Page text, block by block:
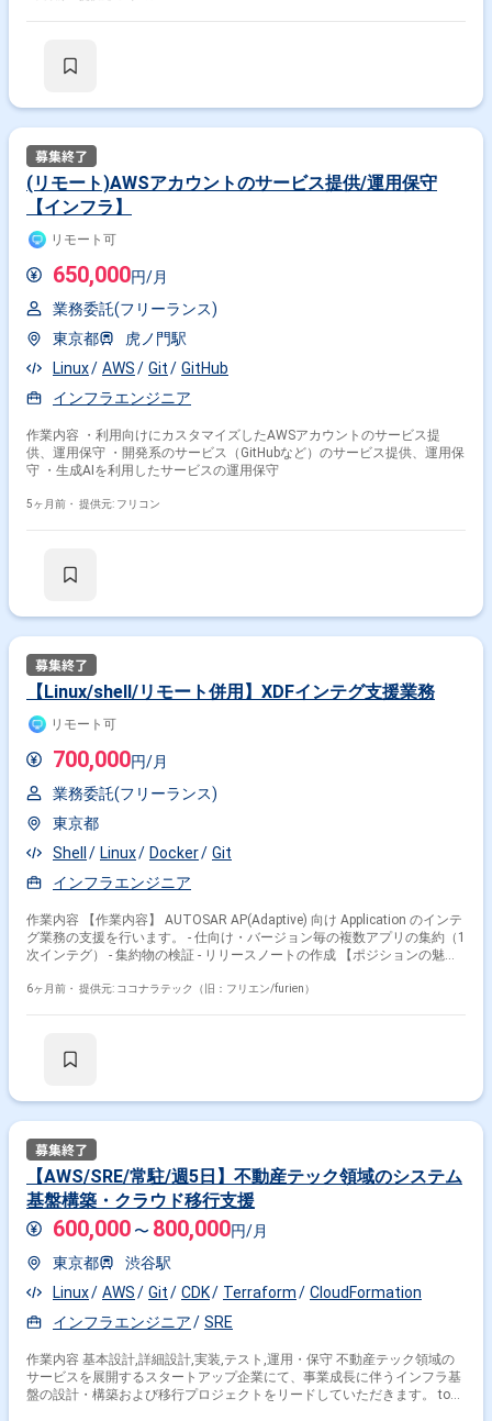
(リモート)AWSアカウントのサービス提供/運用保守
【インフラ】
リモート可
650,000円/月
業務委託(フリーランス)
東京都
虎ノ門駅
Linux
AWS Git
GitHub
インフラエンジニア
作業内容 ・利用向けにカスタマイズしたAWSアカウントのサービス提
供、運用保守 ・開発系のサービス（GitHubなど）のサービス提供、運用保
守 ・生成AIを利用したサービスの運用保守
5ヶ月前・ 提供元: フリコン
【Linux/shell/リモート併用】XDFインテグ支援業務
リモート可
700,000円/月
業務委託(フリーランス)
東京都
Shell
Linux Docker
Git
インフラエンジニア
作業内容 【作業内容】 AUTOSAR AP(Adaptive) 向け Application のインテ
グ業務の支援を行います。 - 仕向け・バージョン毎の複数アプリの集約（1
次インテグ） - 集約物の検証 - リリースノートの作成 【ポジションの魅
進めていただけます。 【開発環境】 リモートで可能な範囲での対応があ
6ヶ月前・ 提供元: ココナラテック（旧：フリエン/furien）
【AWS/SRE/常駐/週5日】不動産テック領域のシステム
基盤構築・クラウド移行支援
600,000 〜 800,000円/月
東京都
渋谷駅
Linux
AWS Git CDK Terraform
CloudFormation
インフラエンジニア
SRE
作業内容 基本設計,詳細設計,実装,テスト,運用・保守 不動産テック領域の
サービスを展開するスタートアップ企業にて、事業成長に伴うインフラ基
盤の設計・構築および移行プロジェクトをリードしていただきます。 toC